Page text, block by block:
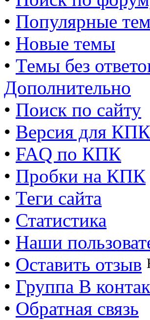
• Популярные
• Новые темы
• Темы без
Дополнительно
• Поиск по сайту
• Версия для КПК
• FAQ по КПК
• Пробки на КПК
• Теги сайта
• Статистика
• Наши
• Оставить отзыв
• Группа В
• Обратная связь